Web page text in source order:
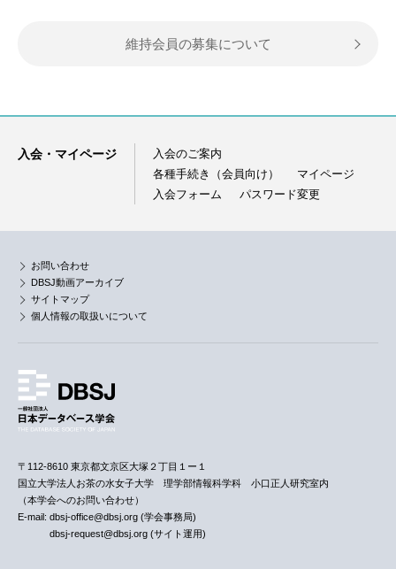
維持会員の募集について
入会・マイページ
入会のご案内
各種手続き（会員向け）
マイページ
入会フォーム
パスワード変更
お問い合わせ
DBSJ動画アーカイブ
サイトマップ
個人情報の取扱いについて
〒112-8610 東京都文京区大塚２丁目１ー１
国立大学法人お茶の水女子大学 理学部情報科学科 小口正人研究室内
（本学会へのお問い合わせ）
E-mail: dbsj-office@dbsj.org (学会事務局)
dbsj-request@dbsj.org (サイト運用)